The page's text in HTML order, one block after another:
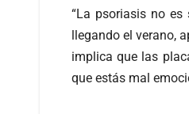
“La psoriasis no
llegando el verano,
implica que las
que estás mal